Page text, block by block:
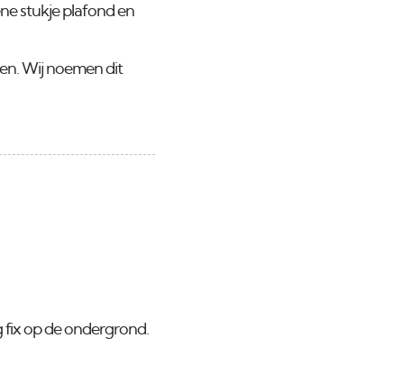
stukje plafond en
Wij noemen dit
fix op de ondergrond.